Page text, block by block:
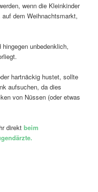
wenn die Kleinkinder
dem Weihnachtsmarkt,
unbedenklich,
hartnäckig hustet, sollte
aufsuchen, da dies
von Nüssen (oder etwas
direktbeim